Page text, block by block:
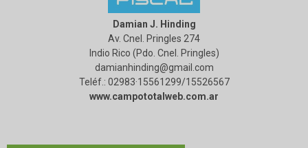
Damian J. Hinding
Av. Cnel. Pringles 274
Indio Rico (Pdo. Cnel. Pringles)
damianhinding@gmail.com
Teléf.: 02983·15561299/15526567
www.campototalweb.com.ar